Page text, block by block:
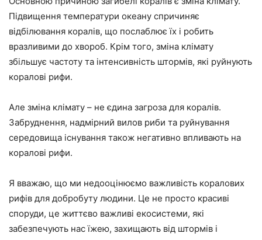
Підвищення температури океану спричиняє
відбілювання коралів, що послаблює їх і робить
вразливими до хвороб. Крім того, зміна клімату
збільшує частоту та інтенсивність штормів, які руйнують
коралові рифи.
Але зміна клімату – не єдина загроза для коралів.
Забруднення, надмірний вилов риби та руйнування
середовища існування також негативно впливають на
коралові рифи.
Я вважаю, що ми недооцінюємо важливість коралових
рифів для добробуту людини. Це не просто красиві
споруди, це життєво важливі екосистеми, які
забезпечують нас їжею, захищають від штормів і